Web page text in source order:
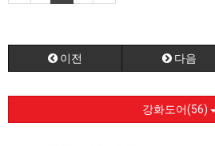
이전 다음
강화도어(56)